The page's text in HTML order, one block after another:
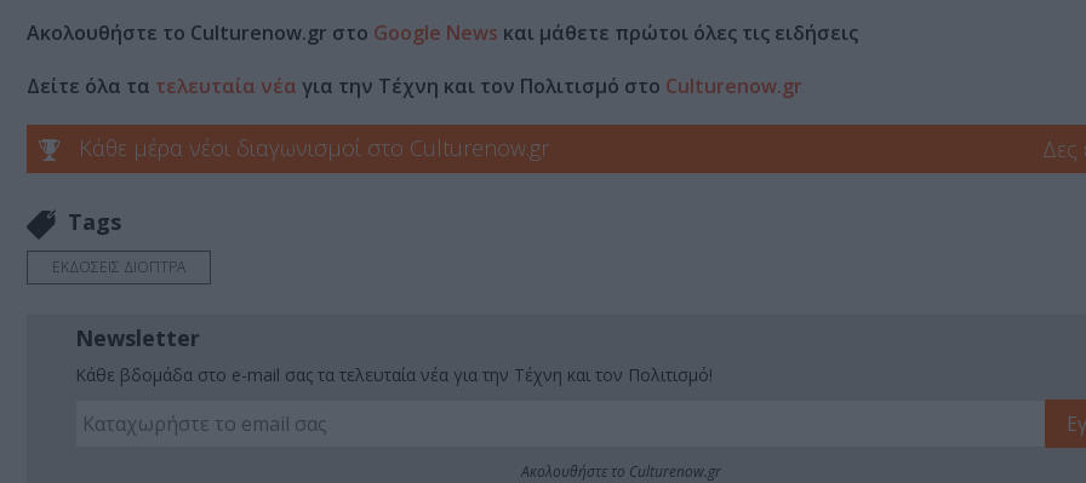
Ακολουθήστε το Culturenow.gr στο Google News και μάθετε πρώτοι όλες τις ειδήσεις
Δείτε όλα τα τελευταία νέα για την Τέχνη και τον Πολιτισμό στο Culturenow.gr
Κάθε μέρα νέοι διαγωνισμοί στο Culturenow.gr Δες
Tags
ΕΚΔΟΣΕΙΣ ΔΙΟΠΤΡΑ
Newsletter
Κάθε βδομάδα στο e-mail σας τα τελευταία νέα για την Τέχνη και τον Πολιτισμό!
Ακολουθήστε το Culturenow.gr